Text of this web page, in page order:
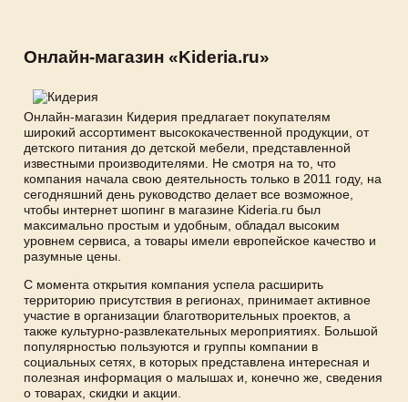
Онлайн-магазин «Kideria.ru»
Онлайн-магазин Кидерия предлагает покупателям
широкий ассортимент высококачественной продукции, от
детского питания до детской мебели, представленной
известными производителями. Не смотря на то, что
компания начала свою деятельность только в 2011 году, на
сегодняшний день руководство делает все возможное,
чтобы интернет шопинг в магазине Kideria.ru был
максимально простым и удобным, обладал высоким
уровнем сервиса, а товары имели европейское качество и
разумные цены.
С момента открытия компания успела расширить
территорию присутствия в регионах, принимает активное
участие в организации благотворительных проектов, а
также культурно-развлекательных мероприятиях. Большой
популярностью пользуются и группы компании в
социальных сетях, в которых представлена интересная и
полезная информация о малышах и, конечно же, сведения
о товарах, скидки и акции.